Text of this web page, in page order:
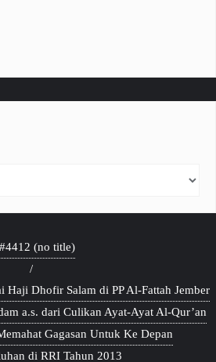
#4412 (no title)
Haji Dhofir Salam di PP Al-Fattah Jember
a.s. dari Culikan Ayat-Ayat Al-Qur’an
Gagasan Untuk Ke Depan
di RRI Tahun 2013